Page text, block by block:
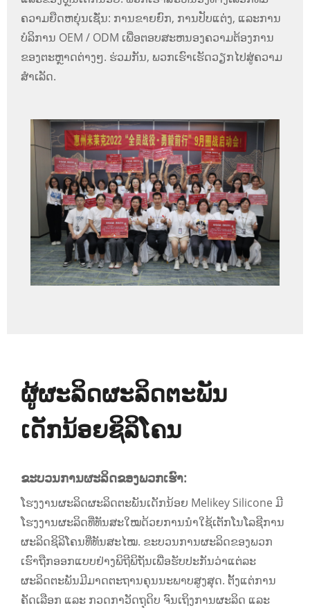
ຄວາມຍືດຫຍຸ່ນເຊັ່ນ: ການຂາຍຍົກ, ການປັບແຕ່ງ, ແລະການ
ບໍລິການ OEM / ODM ເພື່ອຕອບສະຫນອງຄວາມຕ້ອງການ
ຂອງຕະຫຼາດຕ່າງໆ. ຮ່ວມກັນ, ພວກເຮົາເຮັດວຽກໄປສູ່ຄວາມ
ສໍາເລັດ.
ຜູ້ຜະລິດຜະລິດຕະພັນ
ເດັກນ້ອຍຊິລິໂຄນ
ຂະບວນການຜະລິດຂອງພວກເຮົາ:
ໂຮງງານຜະລິດຜະລິດຕະພັນເດັກນ້ອຍ Melikey Silicone ມີ
ໂຮງງານຜະລິດທີ່ທັນສະໃໝດ້ວຍການນຳໃຊ້ເຕັກໂນໂລຊີການ
ຜະລິດຊິລິໂຄນທີ່ທັນສະໄໝ. ຂະບວນການຜະລິດຂອງພວກ
ເຮົາຖືກອອກແບບຢ່າງພິຖີພິຖັນເພື່ອຮັບປະກັນວ່າແຕ່ລະ
ຜະລິດຕະພັນມີມາດຕະຖານຄຸນນະພາບສູງສຸດ. ຕັ້ງແຕ່ການ
ຄັດເລືອກ ແລະ ກວດກາວັດຖຸດິບ ຈົນເຖິງການຜະລິດ ແລະ